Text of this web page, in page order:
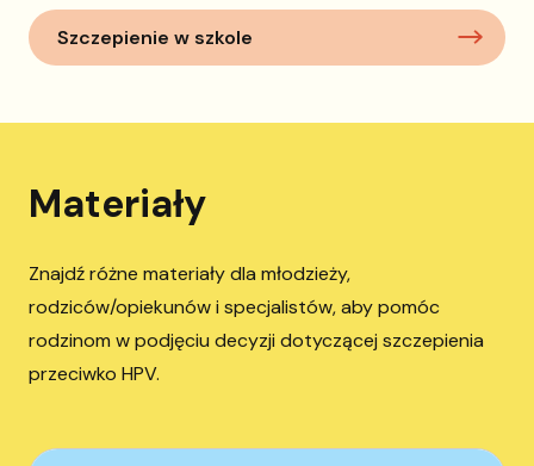
Szczepienie w szkole
Materiały
Znajdź różne materiały dla młodzieży,
rodziców/opiekunów i specjalistów, aby pomóc
rodzinom w podjęciu decyzji dotyczącej szczepienia
przeciwko HPV.